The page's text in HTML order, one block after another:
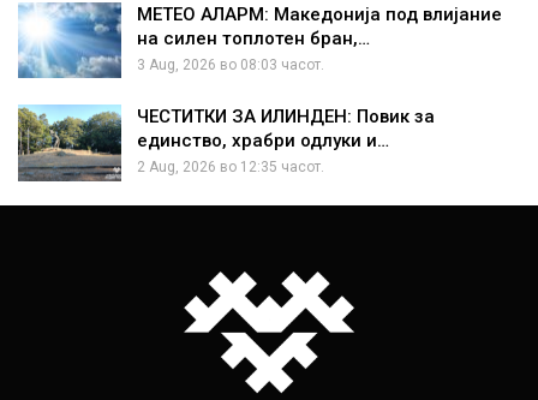
МЕТЕО АЛАРМ: Македонија под влијание
на силен топлотен бран,…
3 Aug, 2026 во 08:03 часот.
ЧЕСТИТКИ ЗА ИЛИНДЕН: Повик за
единство, храбри одлуки и…
2 Aug, 2026 во 12:35 часот.